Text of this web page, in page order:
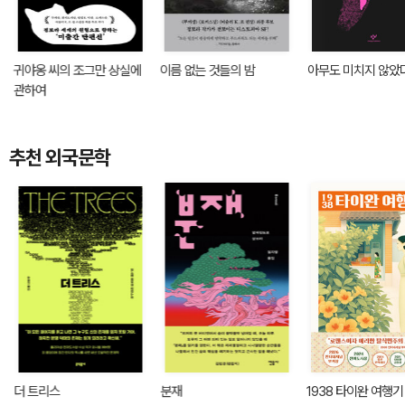
귀야옹 씨의 조그만 상실에
관하여
이름 없는 것들의 밤 아무도 미치지 않았
추천 외국문학
더 트리스 분재 1938 타이완 여행기